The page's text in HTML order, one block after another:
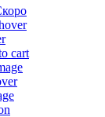
cart